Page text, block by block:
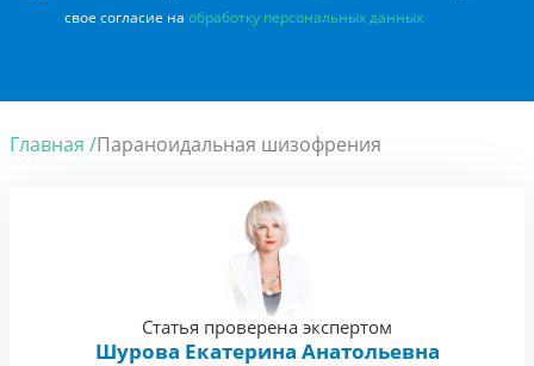
свое согласие на обработку персональных данных
Главная /Параноидальная шизофрения
Статья проверена экспертом
Шурова Екатерина Анатольевна